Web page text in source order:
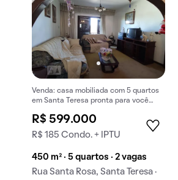
Venda: casa mobiliada com 5 quartos
em Santa Teresa pronta para você
R$ 599.000
R$ 185 Condo. + IPTU
450 m² · 5 quartos · 2 vagas
Rua Santa Rosa, Santa Teresa ·